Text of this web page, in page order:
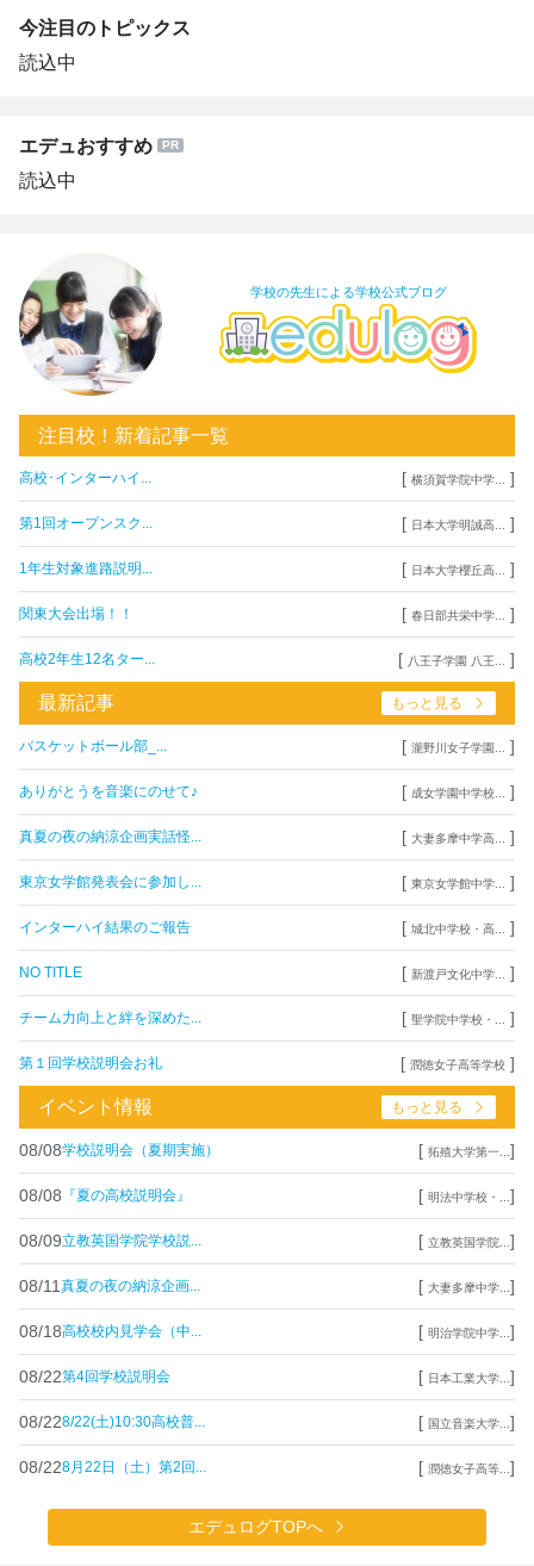
今注目のトピックス
読込中
エデュおすすめ
読込中
学校の先生による学校公式ブログ
注目校！新着記事一覧
高校･インターハイ... [ 横須賀学院中学... ]
第1回オープンスク... [ 日本大学明誠高... ]
1年生対象進路説明... [ 日本大学櫻丘高... ]
関東大会出場！！ [ 春日部共栄中学... ]
高校2年生12名ター... [ 八王子学園 八王... ]
最新記事 もっと見る
バスケットボール部_... [ 瀧野川女子学園... ]
ありがとうを音楽にのせて♪ [ 成女学園中学校... ]
真夏の夜の納涼企画実話怪... [ 大妻多摩中学高... ]
東京女学館発表会に参加し... [ 東京女学館中学... ]
インターハイ結果のご報告 [ 城北中学校・高... ]
NO TITLE [ 新渡戸文化中学... ]
チーム力向上と絆を深めた... [ 聖学院中学校・... ]
第１回学校説明会お礼 [ 潤徳女子高等学校 ]
イベント情報 もっと見る
08/08学校説明会（夏期実施） [ 拓殖大学第一... ]
08/08 『夏の高校説明会』 [ 明法中学校・... ]
08/09立教英国学院学校説... [ 立教英国学院... ]
08/11 真夏の夜の納涼企画... [ 大妻多摩中学... ]
08/18高校校内見学会（中... [ 明治学院中学... ]
08/22第4回学校説明会 [ 日本工業大学... ]
08/228/22(土)10:30高校普... [ 国立音楽大学... ]
08/228月22日（土）第2回... [ 潤徳女子高等... ]
エデュログTOPへ